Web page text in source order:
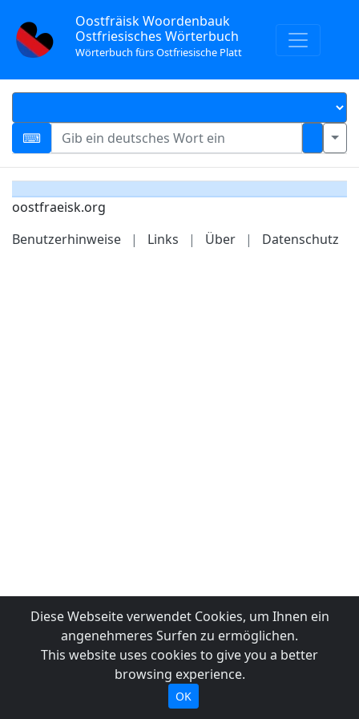
Oostfräisk Woordenbauk
Ostfriesisches Wörterbuch
Wörterbuch fürs Ostfriesische Platt
oostfraeisk.org
Benutzerhinweise
| Links | Über | Datenschutz
Diese Webseite verwendet Cookies, um Ihnen ein
angenehmeres Surfen zu ermöglichen.
This website uses cookies to give you a better
browsing experience.
OK